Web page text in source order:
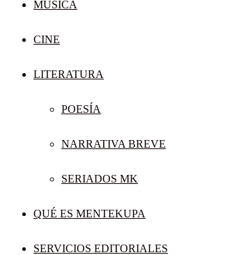
MÚSICA
CINE
LITERATURA
POESÍA
NARRATIVA BREVE
SERIADOS MK
QUÉ ES MENTEKUPA
SERVICIOS EDITORIALES